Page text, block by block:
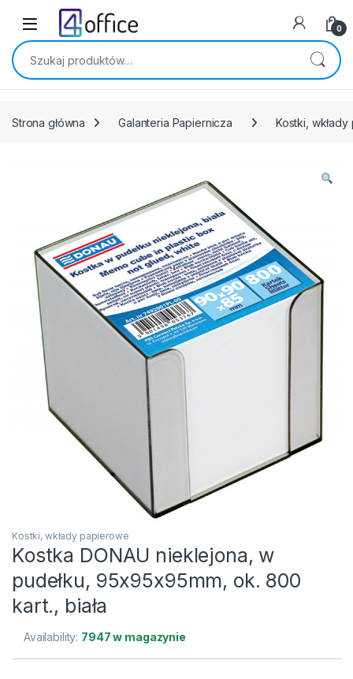
Skip to navigation
Skip to content
0
Szukaj:
Strona główna Galanteria Papiernicza Kostki,
Kostki, wkłady papierowe
Kostka DONAU nieklejona, w
pudełku, 95x95x95mm, ok. 800
kart., biała
Availability: 7947 w magazynie